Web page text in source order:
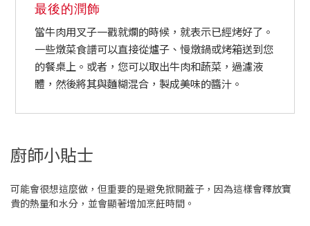
最後的潤飾
當牛肉用叉子一戳就爛的時候，就表示已經烤好了。
一些燉菜食譜可以直接從爐子、慢燉鍋或烤箱送到您
的餐桌上。或者，您可以取出牛肉和蔬菜，過濾液
體，然後將其與麵糊混合，製成美味的醬汁。
廚師小貼士
可能會很想這麼做，但重要的是避免掀開蓋子，因為這樣會釋放寶
貴的熱量和水分，並會顯著增加烹飪時間。